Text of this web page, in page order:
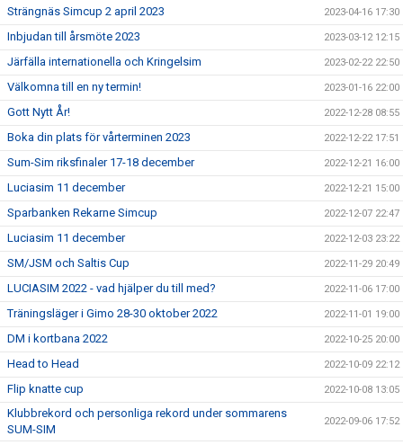
Strängnäs Simcup 2 april 2023 2023-04-16 17:30
Inbjudan till årsmöte 2023 2023-03-12 12:15
Järfälla internationella och Kringelsim 2023-02-22 22:50
Välkomna till en ny termin! 2023-01-16 22:00
Gott Nytt År! 2022-12-28 08:55
Boka din plats för vårterminen 2023 2022-12-22 17:51
Sum-Sim riksfinaler 17-18 december 2022-12-21 16:00
Luciasim 11 december 2022-12-21 15:00
Sparbanken Rekarne Simcup 2022-12-07 22:47
Luciasim 11 december 2022-12-03 23:22
SM/JSM och Saltis Cup 2022-11-29 20:49
LUCIASIM 2022 - vad hjälper du till med? 2022-11-06 17:00
Träningsläger i Gimo 28-30 oktober 2022 2022-11-01 19:00
DM i kortbana 2022 2022-10-25 20:00
Head to Head 2022-10-09 22:12
Flip knatte cup 2022-10-08 13:05
Klubbrekord och personliga rekord under sommarens
SUM-SIM
2022-09-06 17:52